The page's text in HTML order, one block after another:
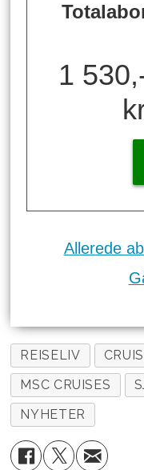
1
Allerede
REISELIV
MSC CRUISES
NYHETER